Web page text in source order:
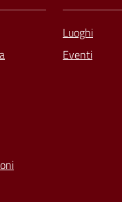
Luoghi
Eventi